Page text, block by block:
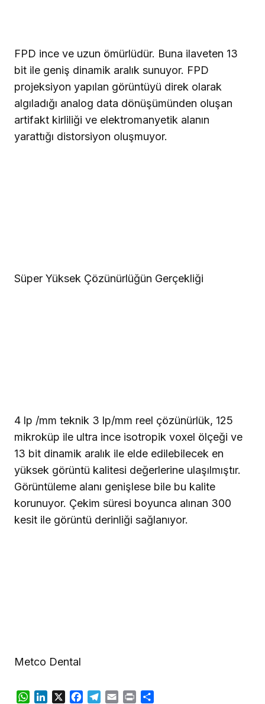
FPD ince ve uzun ömürlüdür. Buna ilaveten 13
bit ile geniş dinamik aralık sunuyor. FPD
projeksiyon yapılan görüntüyü direk olarak
algıladığı analog data dönüşümünden oluşan
artifakt kirliliği ve elektromanyetik alanın
yarattığı distorsiyon oluşmuyor.
Süper Yüksek Çözünürlüğün Gerçekliği
4 lp /mm teknik 3 lp/mm reel çözünürlük, 125
mikroküp ile ultra ince isotropik voxel ölçeği ve
13 bit dinamik aralık ile elde edilebilecek en
yüksek görüntü kalitesi değerlerine ulaşılmıştır.
Görüntüleme alanı genişlese bile bu kalite
korunuyor. Çekim süresi boyunca alınan 300
kesit ile görüntü derinliği sağlanıyor.
Metco Dental
WhatsApp
LinkedIn
X Facebook
Telegram
Email Print